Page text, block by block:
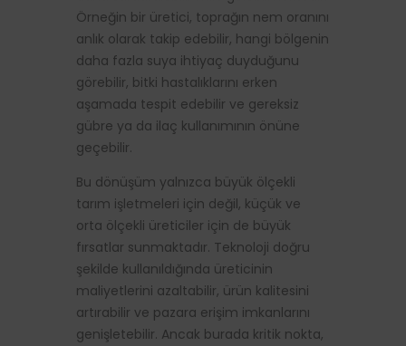
Örneğin bir üretici, toprağın nem oranını
anlık olarak takip edebilir, hangi bölgenin
daha fazla suya ihtiyaç duyduğunu
görebilir, bitki hastalıklarını erken
aşamada tespit edebilir ve gereksiz
gübre ya da ilaç kullanımının önüne
geçebilir.
Bu dönüşüm yalnızca büyük ölçekli
tarım işletmeleri için değil, küçük ve
orta ölçekli üreticiler için de büyük
fırsatlar sunmaktadır. Teknoloji doğru
şekilde kullanıldığında üreticinin
maliyetlerini azaltabilir, ürün kalitesini
artırabilir ve pazara erişim imkanlarını
genişletebilir. Ancak burada kritik nokta,